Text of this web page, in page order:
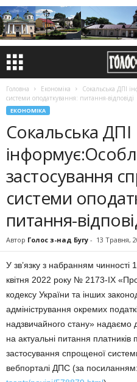
Головна Економіка
Сокальська ДПІ
системи оподаткування: питання-відповіді
ЕКОНОМІКА
Сокальська ДПІ
застосування
системи
питання-
Автор Голос з-над Бугу - 13 Травня,
У зв’язку з набранням чинності
квітня 2022 року № 2173-ІХ
кодексу України та інших
адміністрування окремих
надзвичайного стану» надаємо
на актуальні питання
застосування спрощеної
вебпорталі ДПС (за посиланням: